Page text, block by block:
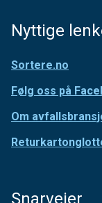
Nyttige
Sortere.no
Følg oss på
Om